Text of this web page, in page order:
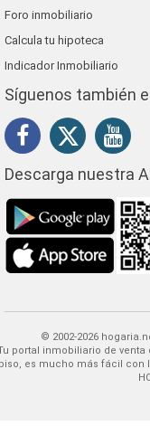
Foro inmobiliario
Calcula tu hipoteca
Indicador Inmobiliario
Síguenos también
Descarga nuestra
© 2002-2026
Encontrar tu casa o
es mucho más fácil con